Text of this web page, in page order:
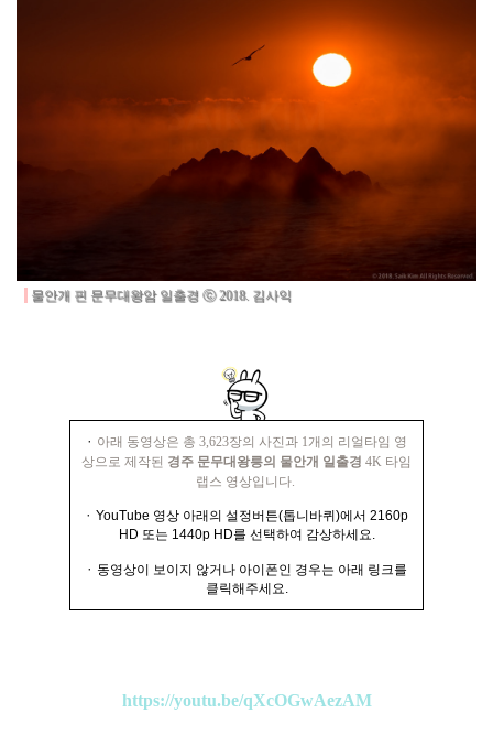
물안개 핀 문무대왕암 일출경 ⓒ 2018. 김사익
· 아래 동영상은 총 3,623장의 사진과 1개의 리얼타임 영
상으로 제작된 경주 문무대왕릉의 물안개 일출경 4K 타임
랩스 영상입니다.
· YouTube 영상 아래의 설정버튼(톱니바퀴)에서 2160p
HD 또는 1440p HD를 선택하여 감상하세요.
· 동영상이 보이지 않거나 아이폰인 경우는 아래 링크를
클릭해주세요.
https://youtu.be/qXcOGwAezAM